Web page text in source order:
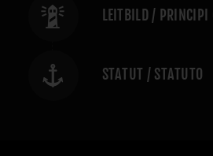
LEITBILD / PRINCIPI
STATUT / STATUTO